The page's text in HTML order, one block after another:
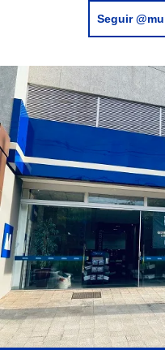
Seguir